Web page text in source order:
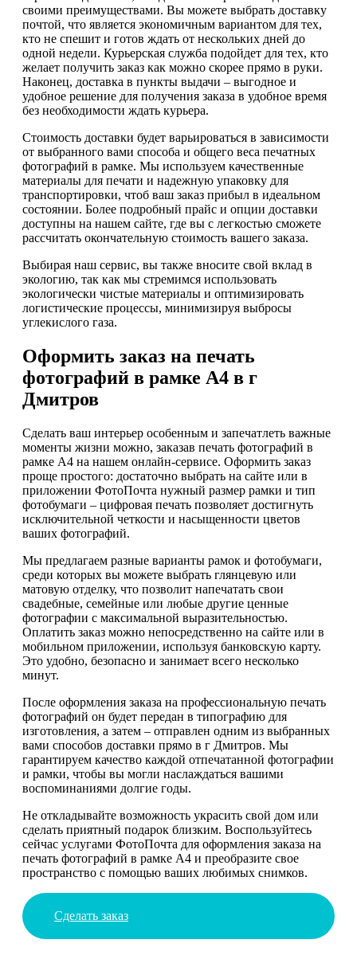
своими преимуществами. Вы можете выбрать доставку
почтой, что является экономичным вариантом для тех,
кто не спешит и готов ждать от нескольких дней до
одной недели. Курьерская служба подойдет для тех, кто
желает получить заказ как можно скорее прямо в руки.
Наконец, доставка в пункты выдачи – выгодное и
удобное решение для получения заказа в удобное время
без необходимости ждать курьера.
Стоимость доставки будет варьироваться в зависимости
от выбранного вами способа и общего веса печатных
фотографий в рамке. Мы используем качественные
материалы для печати и надежную упаковку для
транспортировки, чтоб ваш заказ прибыл в идеальном
состоянии. Более подробный прайс и опции доставки
доступны на нашем сайте, где вы с легкостью сможете
рассчитать окончательную стоимость вашего заказа.
Выбирая наш сервис, вы также вносите свой вклад в
экологию, так как мы стремимся использовать
экологически чистые материалы и оптимизировать
логистические процессы, минимизируя выбросы
углекислого газа.
Оформить заказ на печать
фотографий в рамке А4 в г
Дмитров
Сделать ваш интерьер особенным и запечатлеть важные
моменты жизни можно, заказав печать фотографий в
рамке А4 на нашем онлайн-сервисе. Оформить заказ
проще простого: достаточно выбрать на сайте или в
приложении ФотоПочта нужный размер рамки и тип
фотобумаги – цифровая печать позволяет достигнуть
исключительной четкости и насыщенности цветов
ваших фотографий.
Мы предлагаем разные варианты рамок и фотобумаги,
среди которых вы можете выбрать глянцевую или
матовую отделку, что позволит напечатать свои
свадебные, семейные или любые другие ценные
фотографии с максимальной выразительностью.
Оплатить заказ можно непосредственно на сайте или в
мобильном приложении, используя банковскую карту.
Это удобно, безопасно и занимает всего несколько
минут.
После оформления заказа на профессиональную печать
фотографий он будет передан в типографию для
изготовления, а затем – отправлен одним из выбранных
вами способов доставки прямо в г Дмитров. Мы
гарантируем качество каждой отпечатанной фотографии
и рамки, чтобы вы могли наслаждаться вашими
воспоминаниями долгие годы.
Не откладывайте возможность украсить свой дом или
сделать приятный подарок близким. Воспользуйтесь
сейчас услугами ФотоПочта для оформления заказа на
печать фотографий в рамке А4 и преобразите свое
пространство с помощью ваших любимых снимков.
Сделать заказ